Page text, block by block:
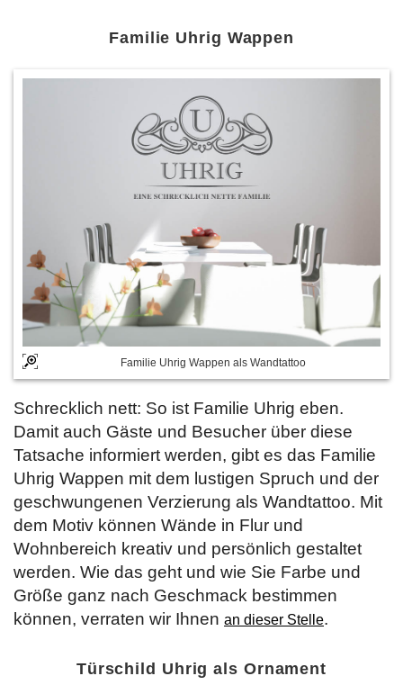
Familie Uhrig Wappen
Familie Uhrig Wappen als Wandtattoo
Schrecklich nett: So ist Familie Uhrig eben.
Damit auch Gäste und Besucher über diese
Tatsache informiert werden, gibt es das Familie
Uhrig Wappen mit dem lustigen Spruch und der
geschwungenen Verzierung als Wandtattoo. Mit
dem Motiv können Wände in Flur und
Wohnbereich kreativ und persönlich gestaltet
werden. Wie das geht und wie Sie Farbe und
Größe ganz nach Geschmack bestimmen
können, verraten wir Ihnen an dieser Stelle.
Türschild Uhrig als Ornament